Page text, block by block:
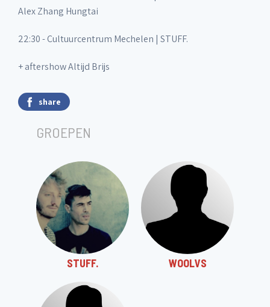
Alex Zhang Hungtai
22:30 - Cultuurcentrum Mechelen | STUFF.
+ aftershow Altijd Brijs
share
GROEPEN
STUFF. WOOLVS